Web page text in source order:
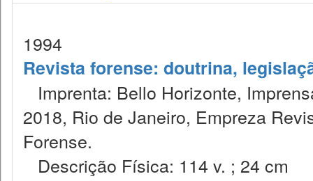
1994
Revista forense: doutrina,
Imprenta: Bello Horizonte,
2018, Rio de Janeiro, Empreza
Forense.
Descrição Física: 114 v. ; 24 cm